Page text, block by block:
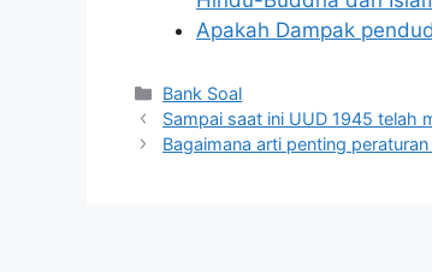
Apakah Dampak
Categories
Bank Soal
Sampai saat ini UUD 1945 telah
Bagaimana arti penting